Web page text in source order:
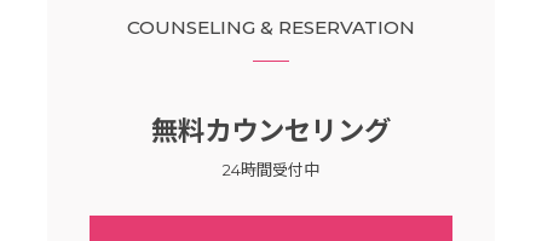
COUNSELING & RESERVATION
無料カウンセリング
24時間受付中